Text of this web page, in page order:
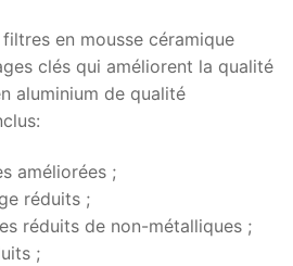
en mousse céramique
clés qui améliorent la qualité
aluminium de qualité
améliorées ;
réduits ;
réduits de non-métalliques ;
;